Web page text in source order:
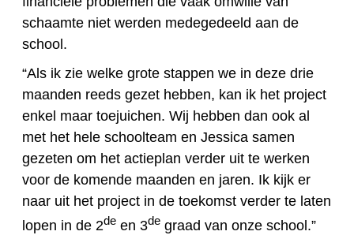
schaamte niet werden medegedeeld aan de
school.
“Als ik zie welke grote stappen we in deze drie
maanden reeds gezet hebben, kan ik het project
enkel maar toejuichen. Wij hebben dan ook al
met het hele school team en Jessica samen
gezeten om het actieplan verder uit te werken
voor de komende maanden en jaren. Ik kijk er
naar uit het project in de toekomst verder te laten
lopen in de 2de en 3de graad van onze school.”